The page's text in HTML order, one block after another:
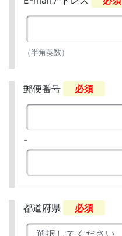
（半角英数）
郵便番号 必須
-
都道府県 必須